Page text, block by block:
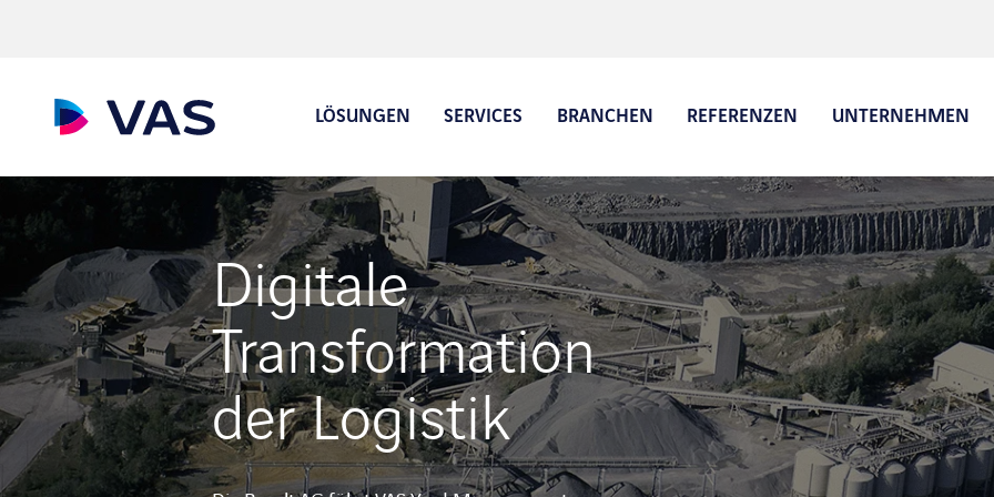
LÖSUNGEN
Auftragsannahme und Planung
Digitaler Lieferschein und ePOD
Self Service Check-In / Check-
Out
Beladeautomatisierung
Yard Management Software
Werkssicherheit
SERVICES BRANCHEN REFERENZEN UNTERNEHMEN
Digitale
Transformation
der Logistik